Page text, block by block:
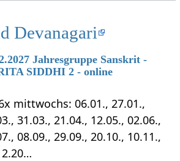
Devanagari
Jahresgruppe Sanskrit -
SIDDHI 2 - online
mittwochs: 06.01., 27.01.,
31.03., 21.04., 12.05., 02.06.,
08.09., 29.09., 20.10., 10.11.,